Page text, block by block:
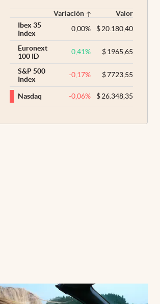
Variación
Valor
Ibex 35
Index
0,00% $20.180,40
Euronext
100 ID
0,41% $1965,65
S&P 500
Index
-0,17% $7723,55
Nasdaq -0,06% $26.348,35